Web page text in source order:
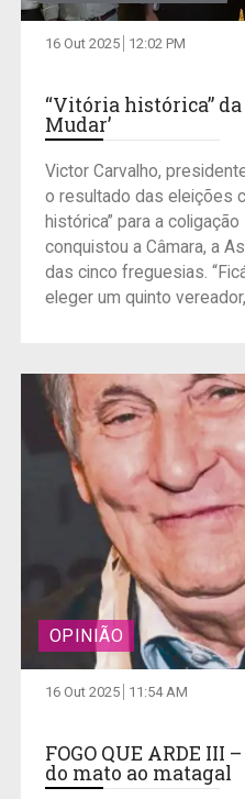
16 Out 2025 12:02 PM
“Vitória histórica” da
Mudar’
Victor Carvalho,
o resultado das eleições
histórica” para a
conquistou a Câmara, a
das cinco freguesias.
eleger um quinto
OPINIÃO
16 Out 2025 11:54 AM
FOGO QUE ARDE III
do mato ao matagal